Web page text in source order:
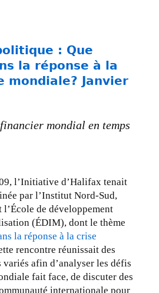
: Que
la réponse à la
mondiale? Janvier
mondial en temps
l’Initiative d’Halifax tenait
par l’Institut Nord-Sud,
l’École de développement
(ÉDIM), dont le thème
la réponse à la crise
rencontre réunissait des
variés afin d’analyser les défis
fait face, de discuter des
internationale pour